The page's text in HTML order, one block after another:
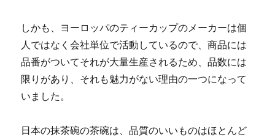
しかも、ヨーロッパのティーカップのメーカーは個
人ではなく会社単位で活動しているので、商品には
品番がついてそれが大量生産されるため、品数には
限りがあり、それも魅力がない理由の一つになって
いました。
日本の抹茶碗の茶碗は、品質のいいものはほとんど